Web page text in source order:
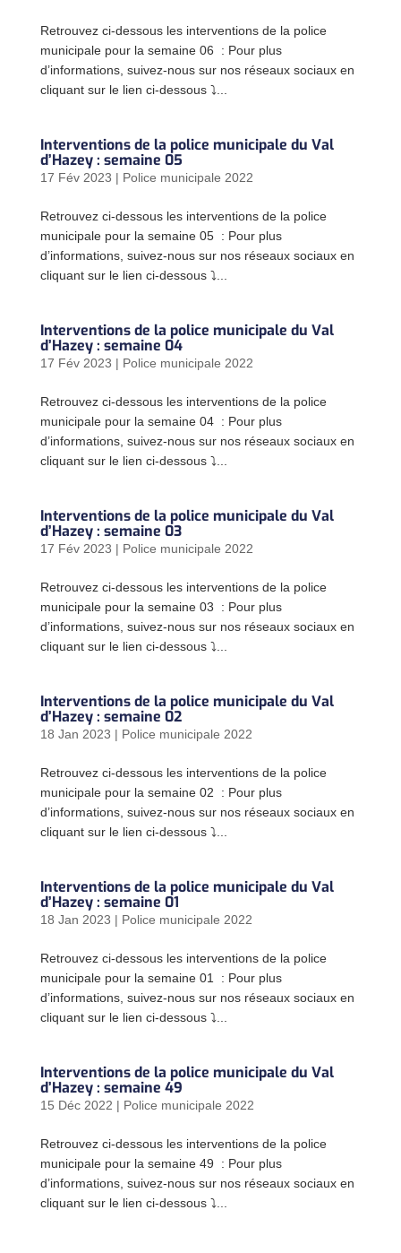
Retrouvez ci-dessous les interventions de la police
municipale pour la semaine 06 : Pour plus
d’informations, suivez-nous sur nos réseaux sociaux en
cliquant sur le lien ci-dessous ⤵...
Interventions de la police municipale du Val
d’Hazey : semaine 05
17 Fév 2023 | Police municipale 2022
Retrouvez ci-dessous les interventions de la police
municipale pour la semaine 05 : Pour plus
d’informations, suivez-nous sur nos réseaux sociaux en
cliquant sur le lien ci-dessous ⤵...
Interventions de la police municipale du Val
d’Hazey : semaine 04
17 Fév 2023 | Police municipale 2022
Retrouvez ci-dessous les interventions de la police
municipale pour la semaine 04 : Pour plus
d’informations, suivez-nous sur nos réseaux sociaux en
cliquant sur le lien ci-dessous ⤵...
Interventions de la police municipale du Val
d’Hazey : semaine 03
17 Fév 2023 | Police municipale 2022
Retrouvez ci-dessous les interventions de la police
municipale pour la semaine 03 : Pour plus
d’informations, suivez-nous sur nos réseaux sociaux en
cliquant sur le lien ci-dessous ⤵...
Interventions de la police municipale du Val
d’Hazey : semaine 02
18 Jan 2023 | Police municipale 2022
Retrouvez ci-dessous les interventions de la police
municipale pour la semaine 02 : Pour plus
d’informations, suivez-nous sur nos réseaux sociaux en
cliquant sur le lien ci-dessous ⤵...
Interventions de la police municipale du Val
d’Hazey : semaine 01
18 Jan 2023 | Police municipale 2022
Retrouvez ci-dessous les interventions de la police
municipale pour la semaine 01 : Pour plus
d’informations, suivez-nous sur nos réseaux sociaux en
cliquant sur le lien ci-dessous ⤵...
Interventions de la police municipale du Val
d’Hazey : semaine 49
15 Déc 2022 | Police municipale 2022
Retrouvez ci-dessous les interventions de la police
municipale pour la semaine 49 : Pour plus
d’informations, suivez-nous sur nos réseaux sociaux en
cliquant sur le lien ci-dessous ⤵...